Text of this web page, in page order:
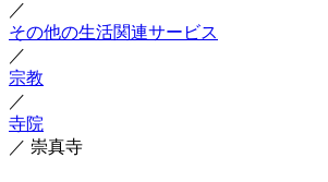
／
その他の生活関連サービス
／
宗教
／
寺院
／ 崇真寺